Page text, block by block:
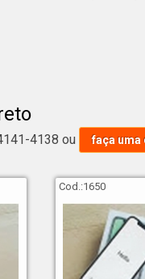
e
4138 ou faça uma
Cod.:1650